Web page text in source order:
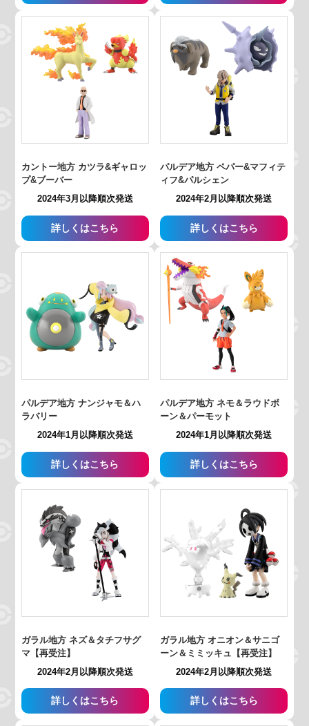
カントー地方 カツラ&ギャロッ
プ&ブーバー
2024年3月以降順次発送
詳しくはこちら
パルデア地方 ペパー&マフィテ
ィフ&パルシェン
2024年2月以降順次発送
詳しくはこちら
パルデア地方 ナンジャモ＆ハ
ラバリー
2024年1月以降順次発送
詳しくはこちら
パルデア地方 ネモ＆ラウドボ
ーン＆パーモット
2024年1月以降順次発送
詳しくはこちら
ガラル地方 ネズ＆タチフサグ
マ【再受注】
2024年2月以降順次発送
詳しくはこちら
ガラル地方 オニオン＆サニゴ
ーン＆ミミッキュ【再受注】
2024年2月以降順次発送
詳しくはこちら